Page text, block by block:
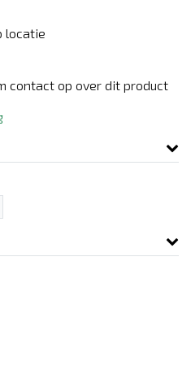
locatie
contact op over dit product